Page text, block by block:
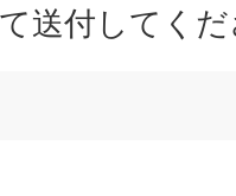
送付してく